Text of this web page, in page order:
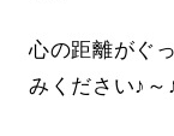
心の距離がぐ
みください♪～